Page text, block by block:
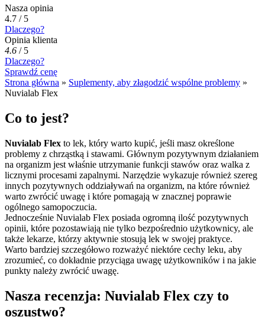
Nasza opinia
4.7 / 5
Dlaczego?
Opinia klienta
4.6 / 5
Dlaczego?
Sprawdź cenę
Strona główna » Suplementy, aby złagodzić wspólne problemy »
Nuvialab Flex
Co to jest?
Nuvialab Flex to lek, który warto kupić, jeśli masz określone
problemy z chrząstką i stawami. Głównym pozytywnym działaniem
na organizm jest właśnie utrzymanie funkcji stawów oraz walka z
licznymi procesami zapalnymi. Narzędzie wykazuje również szereg
innych pozytywnych oddziaływań na organizm, na które również
warto zwrócić uwagę i które pomagają w znacznej poprawie
ogólnego samopoczucia.
Jednocześnie Nuvialab Flex posiada ogromną ilość pozytywnych
opinii, które pozostawiają nie tylko bezpośrednio użytkownicy, ale
także lekarze, którzy aktywnie stosują lek w swojej praktyce.
Warto bardziej szczegółowo rozważyć niektóre cechy leku, aby
zrozumieć, co dokładnie przyciąga uwagę użytkowników i na jakie
punkty należy zwrócić uwagę.
Nasza recenzja: Nuvialab Flex czy to
oszustwo?